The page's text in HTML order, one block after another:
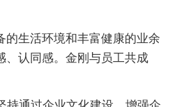
的生活环境和丰富健康的业余
、认同感。金刚与员工共成